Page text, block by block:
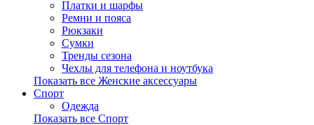
Платки и шарфы
Ремни и пояса
Рюкзаки
Сумки
Тренды сезона
Чехлы для телефона и ноутбука
Показать все Женские аксессуары
Спорт
Одежда
Показать все Спорт